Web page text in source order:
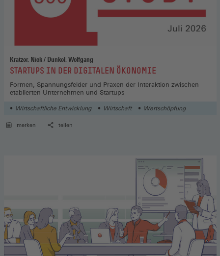
Kratzer, Nick / Dunkel, Wolfgang
:STARTUPS IN DER DIGITALEN ÖKONOMIE
Formen, Spannungsfelder und Praxen der Interaktion zwischen
etablierten Unternehmen und Startups
Wirtschaftliche Entwicklung Wirtschaft Wertschöpfung
merken teilen